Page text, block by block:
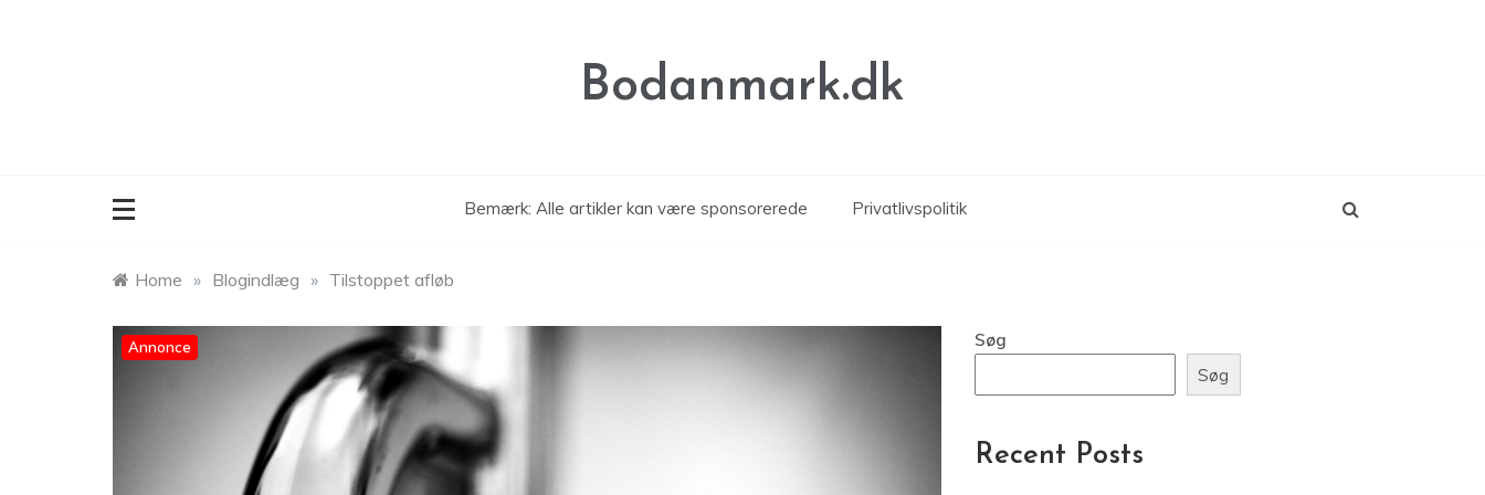
Bodanmark.dk
Bemærk: Alle artikler kan være sponsorerede Privatlivspolitik
Home » Blogindlæg » Tilstoppet afløb
Annonce
Søg
Søg
Recent Posts